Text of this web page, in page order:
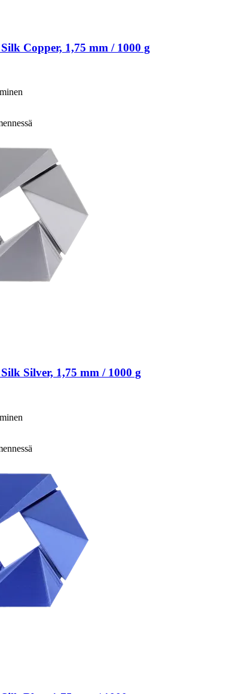
Copper, 1,75 mm / 1000 g
Silver, 1,75 mm / 1000 g